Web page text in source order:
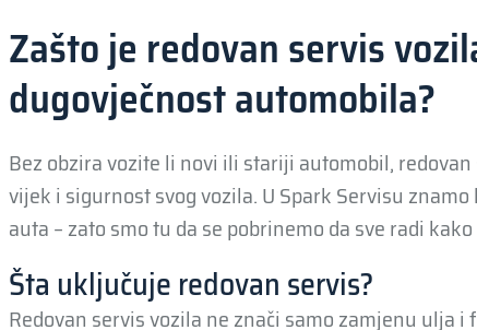
Zašto je redovan servis
dugovječnost automobila?
Bez obzira vozite li novi ili stariji automobil,
vijek i sigurnost svog vozila. U Spark Servisu
auta – zato smo tu da se pobrinemo da sve radi
Šta uključuje redovan servis?
Redovan servis vozila ne znači samo zamjenu ulja